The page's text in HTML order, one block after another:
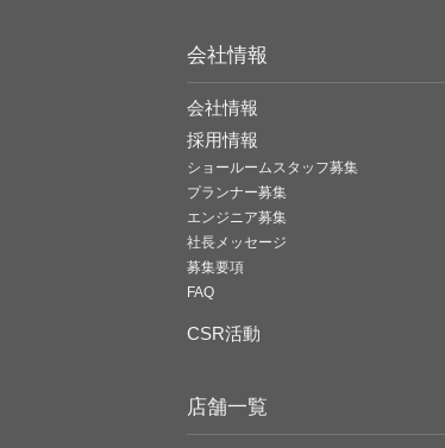
会社情報
会社情報
採用情報
ショールームスタッフ募集
プランナー募集
エンジニア募集
社長メッセージ
募集要項
FAQ
CSR活動
店舗一覧